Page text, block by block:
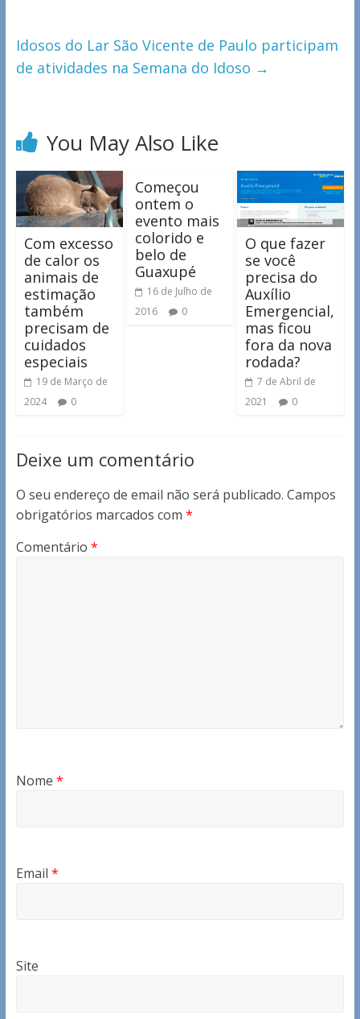
Idosos do Lar São Vicente de Paulo participam
de atividades na Semana do Idoso →
You May Also Like
Com excesso
de calor os
animais de
estimação
também
precisam de
cuidados
especiais
19 de Março de
2024
0
Começou
ontem o
evento mais
colorido e
belo de
Guaxupé
16 de Julho de
2016
0
O que fazer
se você
precisa do
Auxílio
Emergencial,
mas ficou
fora da nova
rodada?
7 de Abril de
2021
0
Deixe um comentário
O seu endereço de email não será publicado. Campos
obrigatórios marcados com *
Comentário *
Nome *
Email *
Site